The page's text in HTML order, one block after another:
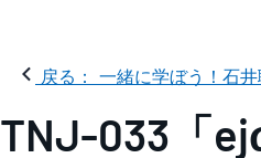
戻る： 一緒に学ぼう！石
TNJ-033「